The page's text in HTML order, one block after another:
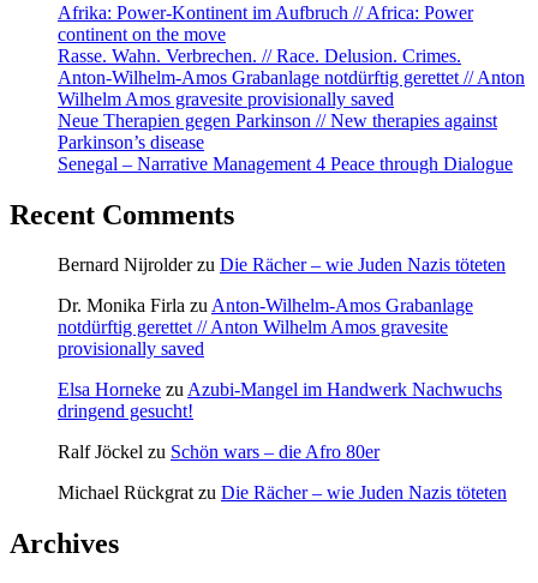
Afrika: Power-Kontinent im Aufbruch // Africa: Power
continent on the move
Rasse. Wahn. Verbrechen. // Race. Delusion. Crimes.
Anton-Wilhelm-Amos Grabanlage notdürftig gerettet // Anton
Wilhelm Amos gravesite provisionally saved
Neue Therapien gegen Parkinson // New therapies against
Parkinson’s disease
Senegal – Narrative Management 4 Peace through Dialogue
Recent Comments
Bernard Nijrolderzu Die Rächer – wie Juden Nazis töteten
Dr. Monika Firla zuAnton-Wilhelm-Amos Grabanlage
notdürftig gerettet // Anton Wilhelm Amos gravesite
provisionally saved
Elsa Horneke zuAzubi-Mangel im Handwerk Nachwuchs
dringend gesucht!
Ralf Jöckel zu Schön wars – die Afro 80er
Michael Rückgratzu Die Rächer – wie Juden Nazis töteten
Archives